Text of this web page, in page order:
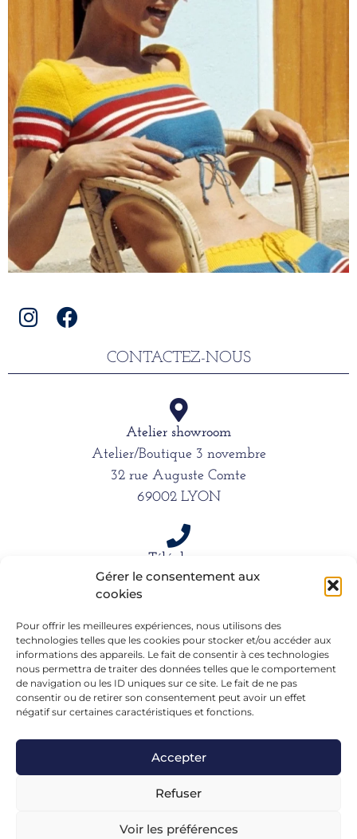
Gérer le consentement aux
cookies
Pour offrir les meilleures expériences, nous utilisons des
technologies telles que les cookies pour stocker et/ou accéder aux
informations des appareils. Le fait de consentir à ces technologies
nous permettra de traiter des données telles que le comportement
de navigation ou les ID uniques sur ce site. Le fait de ne pas
consentir ou de retirer son consentement peut avoir un effet
négatif sur certaines caractéristiques et fonctions.
Accepter
Refuser
Voir les préférences
CONTACTEZ-NOUS
Atelier showroom
Atelier/Boutique 3 novembre
32 rue Auguste Comte
69002 LYON
Téléphone
06 15 61 39 66
Mail
alexandra.dargentre@sfr.fr